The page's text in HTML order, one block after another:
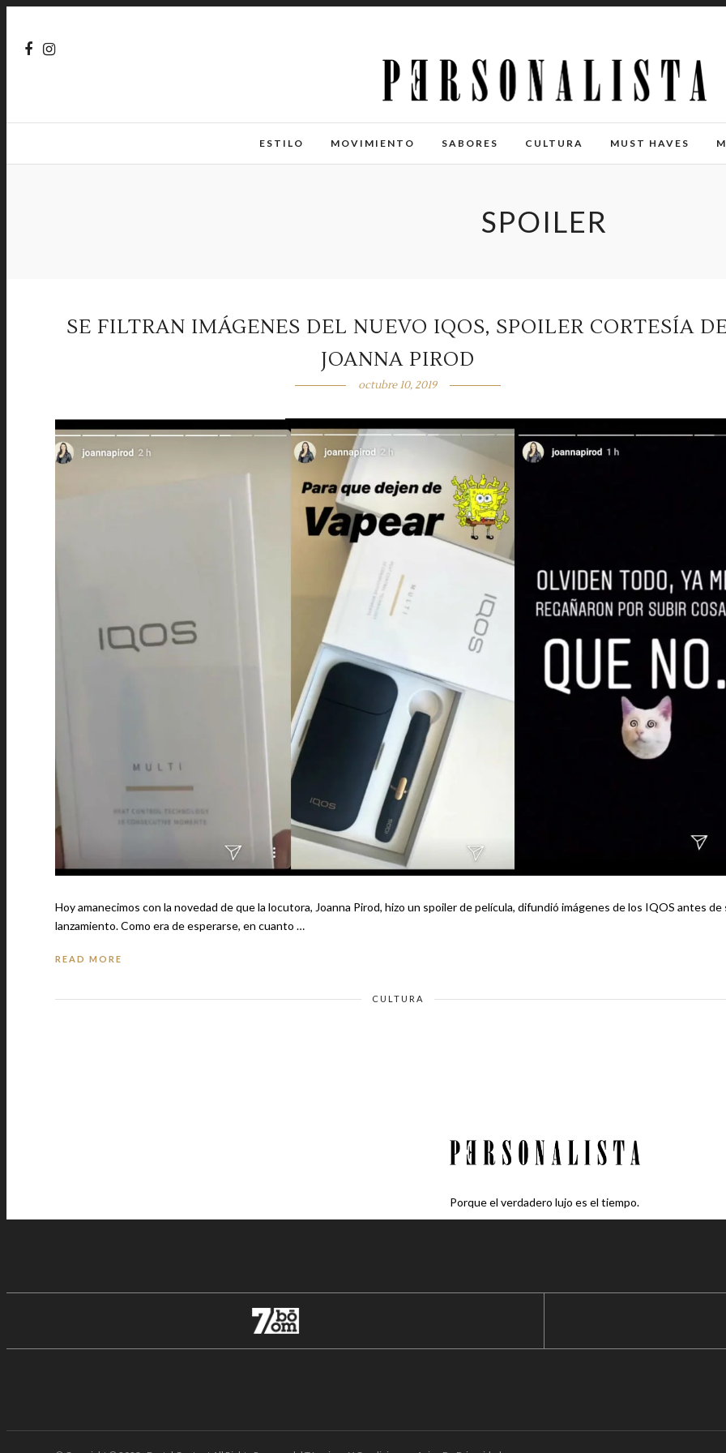
ESTILO MOVIMIENTO SABORES CULTURA MUST HAVES
SPOILER
SE FILTRAN IMÁGENES DEL NUEVO IQOS, SPOILER CORTESÍA
JOANNA PIROD
octubre 10, 2019
Hoy amanecimos con la novedad de que la locutora, Joanna Pirod, hizo un spoiler de película, difundió imágenes de los IQOS antes de
lanzamiento. Como era de esperarse, en cuanto …
READ MORE
CULTURA
Porque el verdadero lujo es el tiempo.